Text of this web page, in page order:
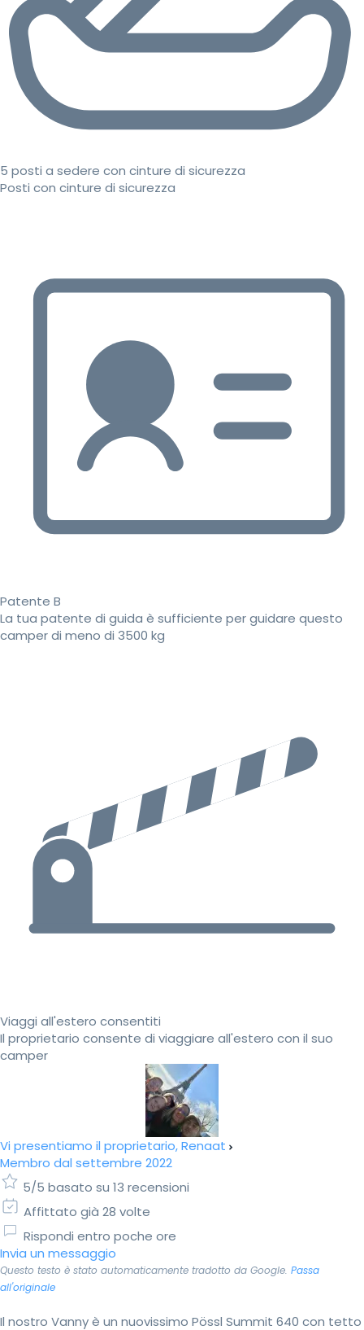
5 posti a sedere con cinture di sicurezza
Posti con cinture di sicurezza
Patente B
La tua patente di guida è sufficiente per guidare questo
camper di meno di 3500 kg
Viaggi all'estero consentiti
Il proprietario consente di viaggiare all'estero con il suo
camper
Vi presentiamo il proprietario, Renaat
Membro dal settembre 2022
5/5 basato su 13 recensioni
Affittato già 28 volte
Rispondi entro poche ore
Invia un messaggio
Questo testo è stato automaticamente tradotto da Google. Passa
all'originale
Il nostro Vanny è un nuovissimo Pössl Summit 640 con tetto